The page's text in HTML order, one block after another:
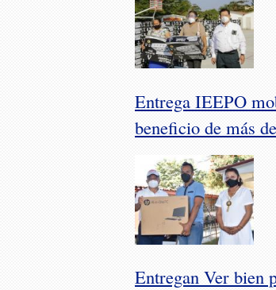
Entrega IEEPO
beneficio de más
Entregan Ver bien